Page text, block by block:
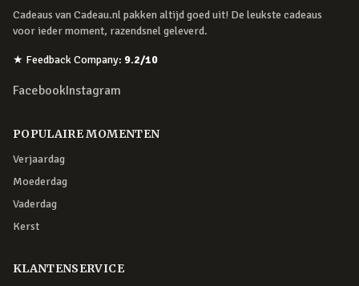
Cadeaus van Cadeau.nl pakken altijd goed uit! De leukste cadeaus
voor ieder moment, razendsnel geleverd.
★ Feedback Company: 9.2/10
FacebookInstagram
POPULAIRE MOMENTEN
Verjaardag
Moederdag
Vaderdag
Kerst
KLANTENSERVICE